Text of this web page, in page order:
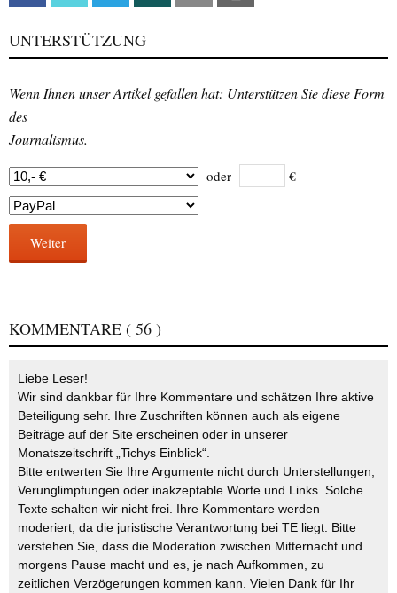
UNTERSTÜTZUNG
Wenn Ihnen unser Artikel gefallen hat: Unterstützen Sie diese Form
des
Journalismus.
oder €
Weiter
KOMMENTARE ( 56 )
Liebe Leser!
Wir sind dankbar für Ihre Kommentare und schätzen Ihre aktive
Beteiligung sehr. Ihre Zuschriften können auch als eigene
Beiträge auf der Site erscheinen oder in unserer
Monatszeitschrift „Tichys Einblick“.
Bitte entwerten Sie Ihre Argumente nicht durch Unterstellungen,
Verunglimpfungen oder inakzeptable Worte und Links. Solche
Texte schalten wir nicht frei. Ihre Kommentare werden
moderiert, da die juristische Verantwortung bei TE liegt. Bitte
verstehen Sie, dass die Moderation zwischen Mitternacht und
morgens Pause macht und es, je nach Aufkommen, zu
zeitlichen Verzögerungen kommen kann. Vielen Dank für Ihr